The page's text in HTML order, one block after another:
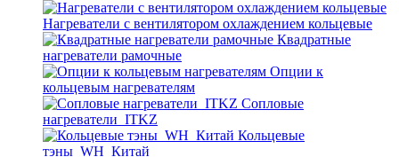
Нагреватели с вентилятором охлаждением кольцевые
Квадратные
нагреватели рамочные
Опции к
кольцевым нагревателям
Cопловые
нагреватели_ITKZ
Кольцевые
тэны_WH_Китай